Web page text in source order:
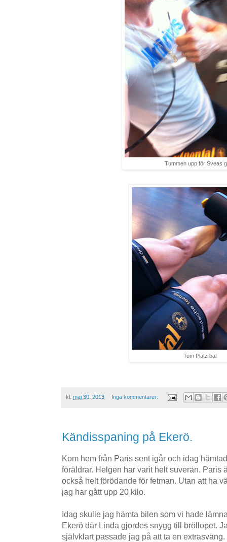
Tummen upp för Sveas
Tom Platz ba!
kl. maj 30, 2013 Inga kommentarer:
Kändisspaning på Ekerö.
Kom hem från Paris sent igår och idag
föräldrar. Helgen har varit helt suverän. Paris
också helt förödande för fetman. Utan att ha
jag har gått upp 20 kilo.
Idag skulle jag hämta bilen som vi hade
Ekerö där Linda gjordes snygg till bröllopet.
självklart passade jag på att ta en